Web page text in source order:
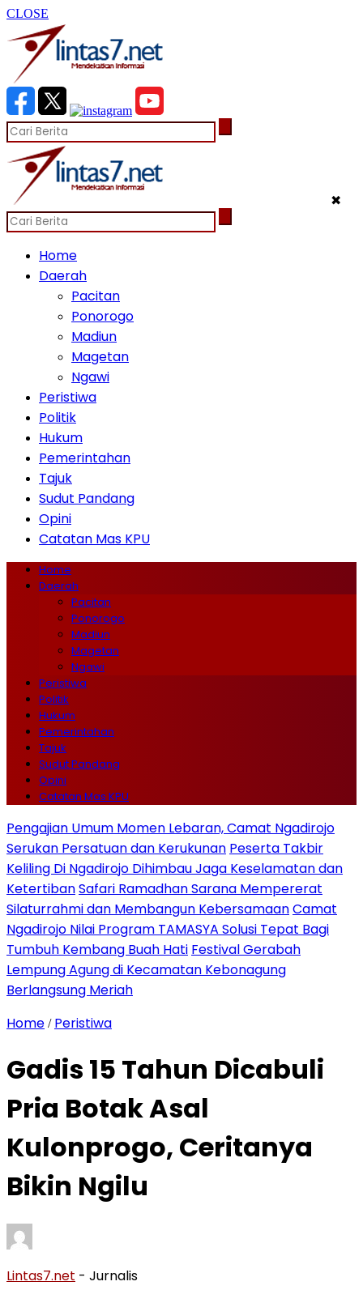
CLOSE
✖
Home
Daerah
Pacitan
Ponorogo
Madiun
Magetan
Ngawi
Peristiwa
Politik
Hukum
Pemerintahan
Tajuk
Sudut Pandang
Opini
Catatan Mas KPU
Home
Daerah
Pacitan
Ponorogo
Madiun
Magetan
Ngawi
Peristiwa
Politik
Hukum
Pemerintahan
Tajuk
Sudut Pandang
Opini
Catatan Mas KPU
Pengajian Umum Momen Lebaran, Camat Ngadirojo
Serukan Persatuan dan Kerukunan Peserta Takbir
Keliling Di Ngadirojo Dihimbau Jaga Keselamatan dan
KetertibanSafari Ramadhan Sarana Mempererat
Silaturrahmi dan Membangun KebersamaanCamat
Ngadirojo Nilai Program TAMASYA Solusi Tepat Bagi
Tumbuh Kembang Buah Hati Festival Gerabah
Lempung Agung di Kecamatan Kebonagung
Berlangsung Meriah
Home / Peristiwa
Gadis 15 Tahun Dicabuli
Pria Botak Asal
Kulonprogo, Ceritanya
Bikin Ngilu
Lintas7.net - Jurnalis